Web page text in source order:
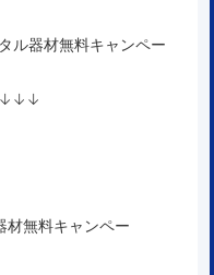
ル器材無料キャンペー
↓↓↓
材無料キャンペー